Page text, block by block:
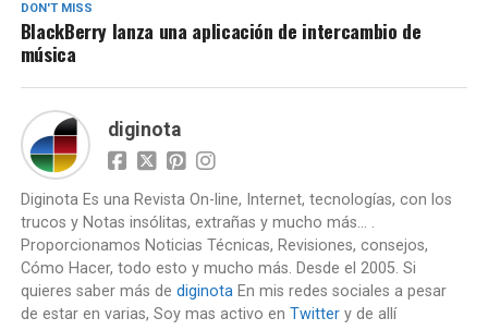
DON'T MISS
BlackBerry lanza una aplicación de intercambio de
música
diginota
Diginota Es una Revista On-line, Internet, tecnologías, con los
trucos y Notas insólitas, extrañas y mucho más... .
Proporcionamos Noticias Técnicas, Revisiones, consejos,
Cómo Hacer, todo esto y mucho más. Desde el 2005. Si
quieres saber más de diginotaEn mis redes sociales a pesar
de estar en varias, Soy mas activo en Twittery de allí